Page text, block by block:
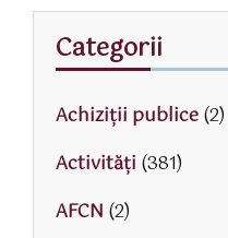
Categorii
Achiziții publice(2)
Activităţi (381)
AFCN (2)